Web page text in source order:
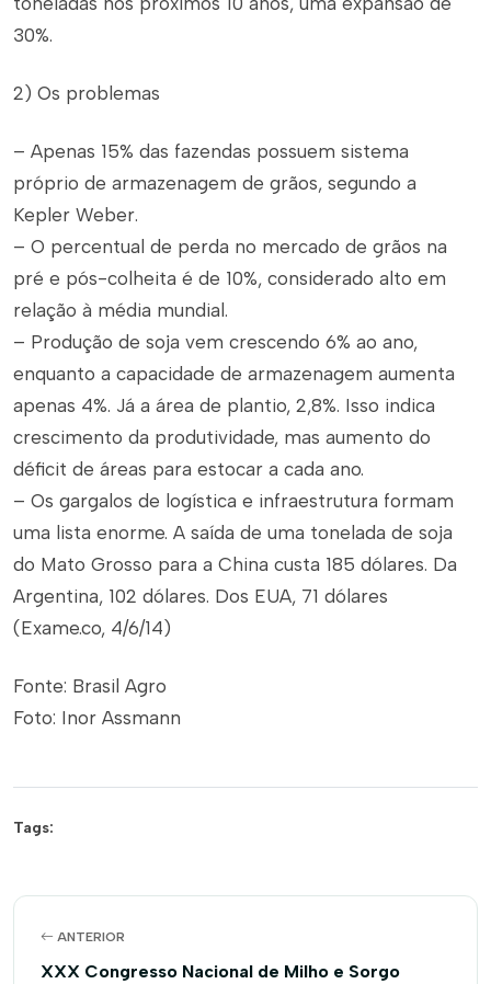
30%.
2) Os problemas
– Apenas 15% das fazendas possuem sistema
próprio de armazenagem de grãos, segundo a
Kepler Weber.
– O percentual de perda no mercado de grãos na
pré e pós-colheita é de 10%, considerado alto em
relação à média mundial.
– Produção de soja vem crescendo 6% ao ano,
enquanto a capacidade de armazenagem aumenta
apenas 4%. Já a área de plantio, 2,8%. Isso indica
crescimento da produtividade, mas aumento do
déficit de áreas para estocar a cada ano.
– Os gargalos de logística e infraestrutura formam
uma lista enorme. A saída de uma tonelada de soja
do Mato Grosso para a China custa 185 dólares. Da
Argentina, 102 dólares. Dos EUA, 71 dólares
(Exame.co, 4/6/14)
Fonte: Brasil Agro
Foto: Inor Assmann
Tags:
ANTERIOR
XXX Congresso Nacional de Milho e Sorgo